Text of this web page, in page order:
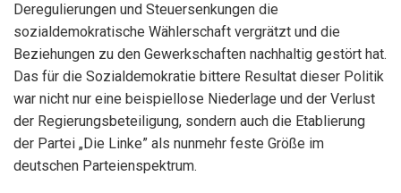
Deregulierungen und Steuersenkungen die
sozialdemokratische Wählerschaft vergrätzt und die
Beziehungen zu den Gewerkschaften nachhaltig gestört hat.
Das für die Sozialdemokratie bittere Resultat dieser Politik
war nicht nur eine beispiellose Niederlage und der Verlust
der Regierungsbeteiligung, sondern auch die Etablierung
der Partei „Die Linke” als nunmehr feste Größe im
deutschen Parteienspektrum.